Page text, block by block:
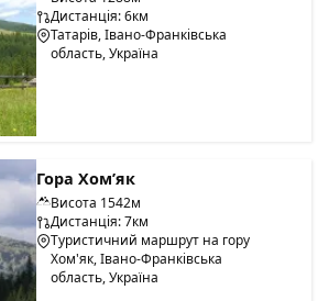
Дистанція: 6км
Татарів, Івано-Франківська
область, Україна
Гора Хом’як
Висота 1542м
Дистанція: 7км
Туристичний маршрут на гору
Хом'як, Івано-Франківська
область, Україна